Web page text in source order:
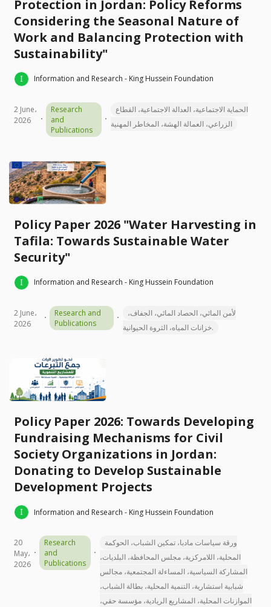
Protection in Jordan: Policy Reforms
Considering the Seasonal Nature of
Work and Balancing Protection with
Sustainability"
Information and Research - King Hussein Foundation
2 June،
2026
Research
and
Publications
الحماية الاجتماعية، العدالة الاجتماعية، القطاع
الزراعي، العمالة الهشة، المخاطر المهنية
Policy Paper 2026 "Water Harvesting in
Tafila: Towards Sustainable Water
Security"
Information and Research - King Hussein Foundation
2 June،
2026
Research and
Publications
لأمن المائي، الحصاد المائي، الجفاف،
خزانات المياه، الثروة الحيوانية.
Policy Paper 2026: Towards Developing
Fundraising Mechanisms for Civil
Society Organizations in Jordan:
Donating to Develop Sustainable
Development Projects
Information and Research - King Hussein Foundation
20
May،
2026
Research
and
Publications
ورقة سياسات مادبا، تمكين الشباب، الحوكمة
المحلية، اللامركزية، مجلس المحافظة، البلديات،
المشاركة السياسية، المساءلة المجتمعية، مجالس
شبابية استشارية، التنمية المحلية، بطالة الشباب،
الموازنات المحلية، المشاريع الريادية، مؤسسة حقي،